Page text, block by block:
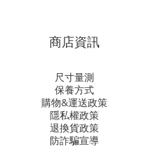
商店資訊
尺寸量測
保養方式
購物&運送政策
隱私權政策
退換貨政策
防詐騙宣導